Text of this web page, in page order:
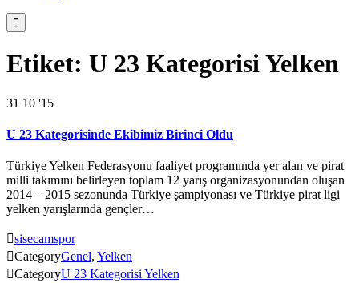

Etiket: U 23 Kategorisi Yelken
31 10 '15
U 23 Kategorisinde Ekibimiz Birinci Oldu
Türkiye Yelken Federasyonu faaliyet programında yer alan ve pirat
milli takımını belirleyen toplam 12 yarış organizasyonundan oluşan
2014 – 2015 sezonunda Türkiye şampiyonası ve Türkiye pirat ligi
yelken yarışlarında gençler…
sisecamspor
CategoryGenel, Yelken
CategoryU 23 Kategorisi Yelken